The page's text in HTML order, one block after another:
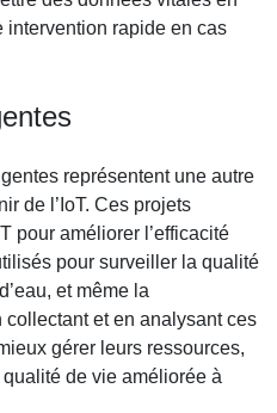
intervention rapide en cas
représentent une autre
de l’IoT. Ces projets
pour améliorer l’efficacité
pour surveiller la qualité
et même la
collectant et en analysant ces
gérer leurs ressources,
de vie améliorée à